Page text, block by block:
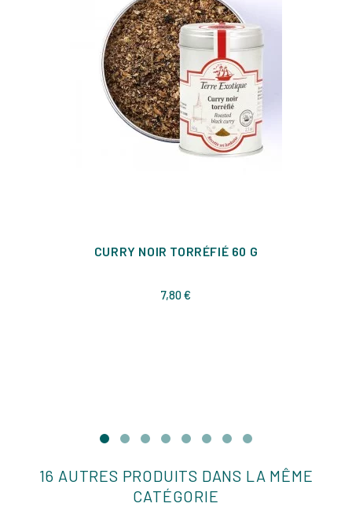
CURRY NOIR TORRÉFIÉ 60 G
7,80 €
16 AUTRES PRODUITS DANS LA MÊME
CATÉGORIE